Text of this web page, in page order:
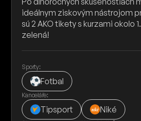
ideálnym ziskovým nástrojom
sú 2 AKO tikety s kurzami okolo
zelená!
Sporty:
Fotbal
Kanceláře:
Tipsport Niké